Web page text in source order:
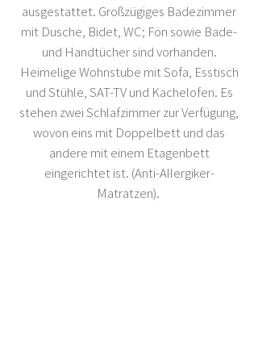
ausgestattet. Großzügiges Badezimmer
mit Dusche, Bidet, WC; Fön sowie Bade-
und Handtücher sind vorhanden.
Heimelige Wohnstube mit Sofa, Esstisch
und Stühle, SAT-TV und Kachelofen. Es
stehen zwei Schlafzimmer zur Verfügung,
wovon eins mit Doppelbett und das
andere mit einem Etagenbett
eingerichtet ist. (Anti-Allergiker-
Matratzen).